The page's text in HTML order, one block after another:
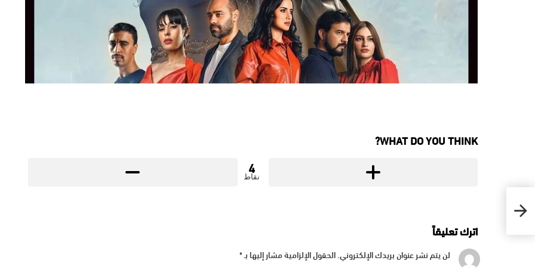
WHAT DO YOU THINK?
4
نقاط
اترك تعليقاً
لن يتم نشر عنوان بريدك الإلكتروني. الحقول الإلزامية مشار إليها بـ *